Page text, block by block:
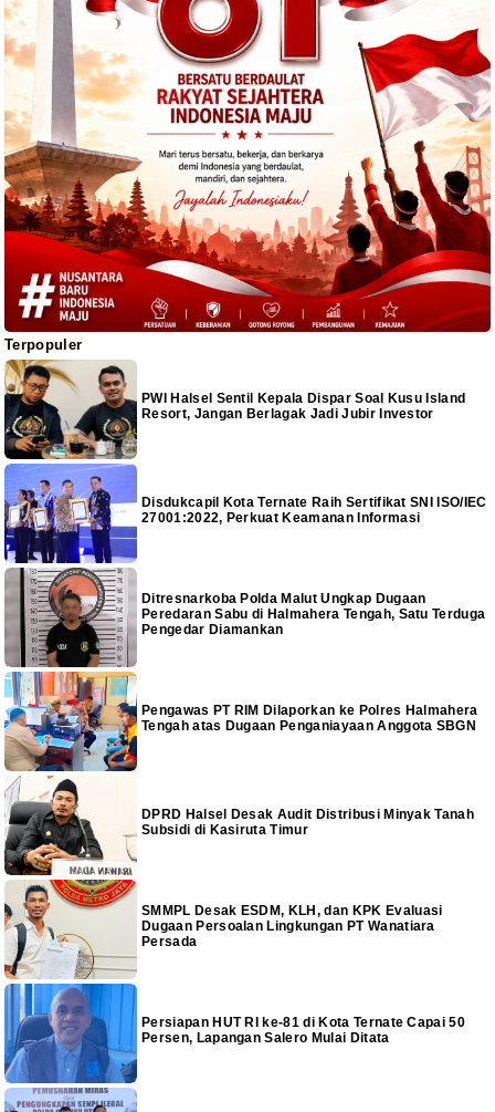
Terpopuler
PWI Halsel Sentil Kepala Dispar Soal Kusu Island
Resort, Jangan Berlagak Jadi Jubir Investor
Disdukcapil Kota Ternate Raih Sertifikat SNI ISO/IEC
27001:2022, Perkuat Keamanan Informasi
Ditresnarkoba Polda Malut Ungkap Dugaan
Peredaran Sabu di Halmahera Tengah, Satu Terduga
Pengedar Diamankan
Pengawas PT RIM Dilaporkan ke Polres Halmahera
Tengah atas Dugaan Penganiayaan Anggota SBGN
DPRD Halsel Desak Audit Distribusi Minyak Tanah
Subsidi di Kasiruta Timur
SMMPL Desak ESDM, KLH, dan KPK Evaluasi
Dugaan Persoalan Lingkungan PT Wanatiara
Persada
Persiapan HUT RI ke-81 di Kota Ternate Capai 50
Persen, Lapangan Salero Mulai Ditata